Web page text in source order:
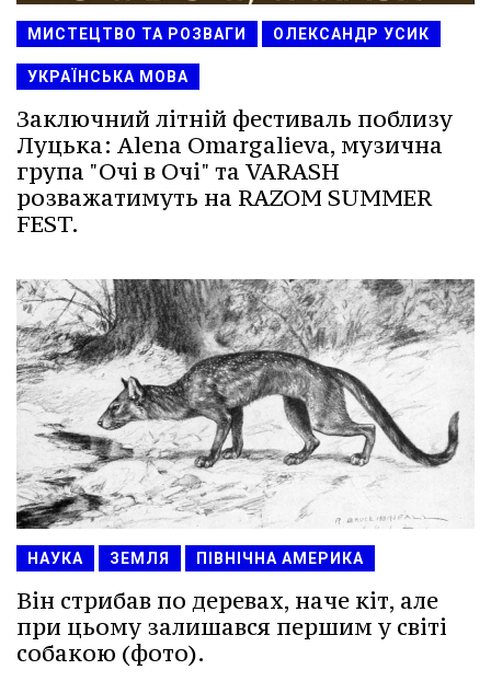
МИСТЕЦТВО ТА РОЗВАГИ ОЛЕКСАНДР УСИК
УКРАЇНСЬКА МОВА
Заключний літній фестиваль поблизу
Луцька: Alena Omargalieva, музична
група "Очі в Очі" та VARASH
розважатимуть на RAZOM SUMMER
FEST.
НАУКА ЗЕМЛЯ ПІВНІЧНА АМЕРИКА
Він стрибав по деревах, наче кіт, але
при цьому залишався першим у світі
собакою (фото).